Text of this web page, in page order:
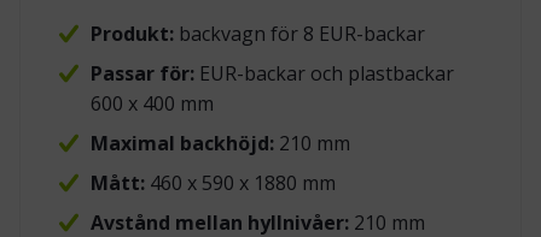
Produkt:backvagn för 8 EUR-backar
Passar för:EUR-backar och plastbackar
600 x 400 mm
Maximal backhöjd:210 mm
Mått:460 x 590 x 1880 mm
Avstånd mellan hyllnivåer:210 mm